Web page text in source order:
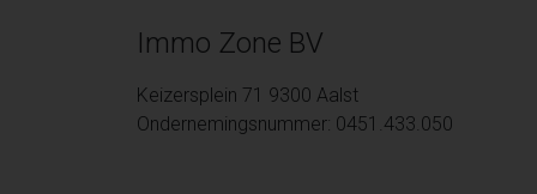
Huis te koop in Sint-Niklaas (6)
Appartement te koop in AMBLETEUSE (4)
Grond te koop in BIEVRE (4)
Immo Zone BV
Keizersplein 71 9300 Aalst
Ondernemingsnummer: 0451.433.050